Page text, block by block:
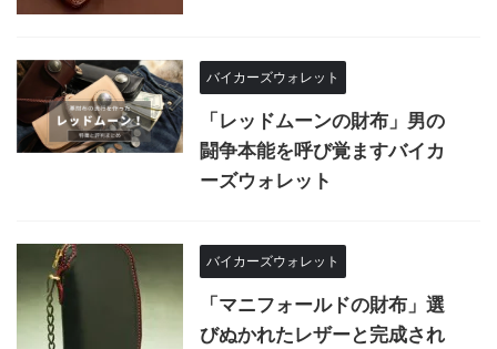
バイカーズウォレット
「レッドムーンの財布」男の
闘争本能を呼び覚ますバイカ
ーズウォレット
バイカーズウォレット
「マニフォールドの財布」選
びぬかれたレザーと完成され